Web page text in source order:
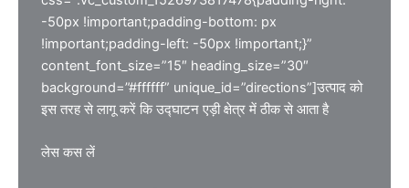
-50px !important;padding-bottom: px
!important;padding-left: -50px !important;}”
content_font_size=”15″ heading_size=”30″
background=”#ffffff” unique_id=”directions”]उत्पाद को
इस तरह से लागू करें कि उद्घाटन एड़ी क्षेत्र में ठीक से आता है
लेस कस लें